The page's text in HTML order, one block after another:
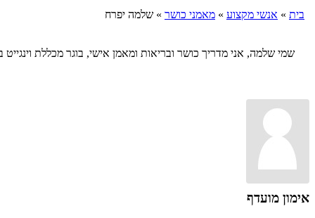
בית » אנשי מקצוע » מאמני כושר » שלמה יפרח
שמי שלמה, אני מדריך כושר ובריאות ומאמן אישי, בוגר מכללת
אימון מועדף